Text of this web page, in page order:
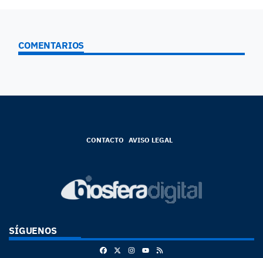
COMENTARIOS
CONTACTO AVISO LEGAL
SÍGUENOS
FacebookInstagram